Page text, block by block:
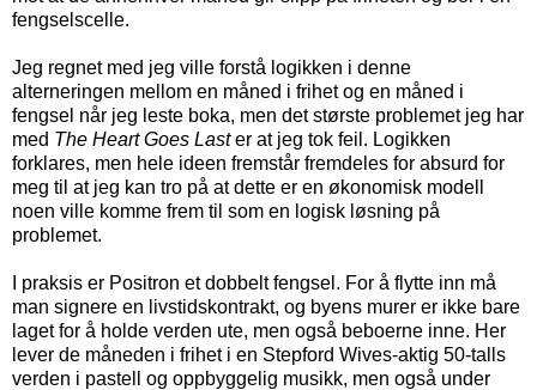
fengselscelle.
Jeg regnet med jeg ville forstå logikken i denne
alterneringen mellom en måned i frihet og en måned i
fengsel når jeg leste boka, men det største problemet jeg har
med The Heart Goes Laster at jeg tok feil. Logikken
forklares, men hele ideen fremstår fremdeles for absurd for
meg til at jeg kan tro på at dette er en økonomisk modell
noen ville komme frem til som en logisk løsning på
problemet.
I praksis er Positron et dobbelt fengsel. For å flytte inn må
man signere en livstidskontrakt, og byens murer er ikke bare
laget for å holde verden ute, men også beboerne inne. Her
lever de måneden i frihet i en Stepford Wives-aktig 50-talls
verden i pastell og oppbyggelig musikk, men også under